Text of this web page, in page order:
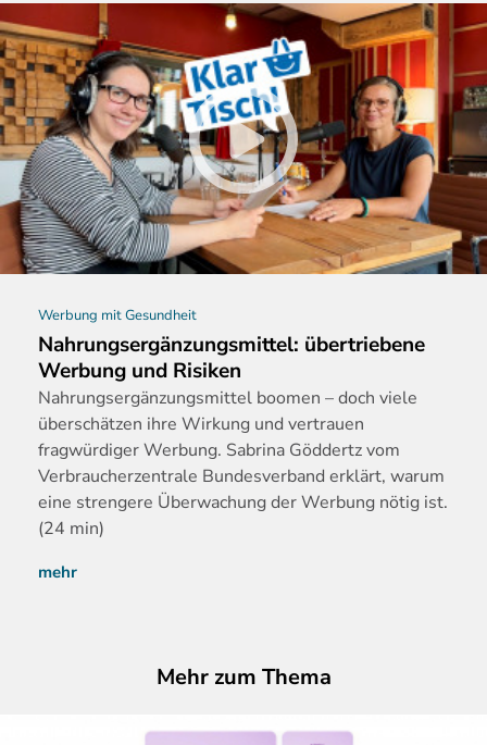
Werbung mit Gesundheit
Nahrungsergänzungsmittel: übertriebene
Werbung und Risiken
Nahrungsergänzungsmittel boomen – doch viele
überschätzen ihre Wirkung und vertrauen
fragwürdiger Werbung. Sabrina Göddertz vom
Verbraucherzentrale Bundesverband erklärt, warum
eine strengere Überwachung der Werbung nötig ist.
(24 min)
mehr
Mehr zum Thema